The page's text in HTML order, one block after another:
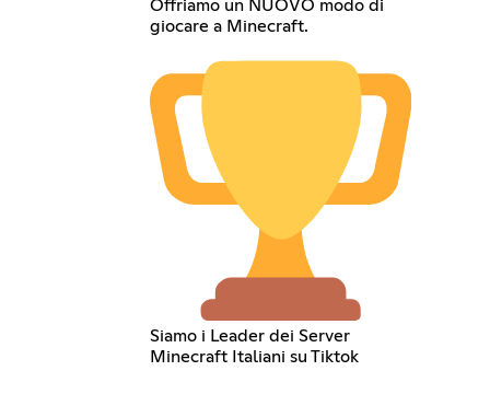
Offriamo un NUOVO modo di
giocare a Minecraft.
Siamo i Leader dei Server
Minecraft Italiani su Tiktok